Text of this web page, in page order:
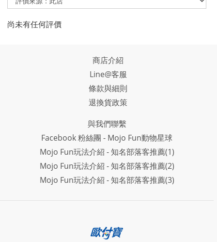
尚未有任何評價
商店介紹
Line@客服
條款與細則
退換貨政策
與我們聯繫
Facebook 粉絲團 - Mojo Fun動物星球
Mojo Fun玩法介紹 - 知名部落客推薦(1)
Mojo Fun玩法介紹 - 知名部落客推薦(2)
Mojo Fun玩法介紹 - 知名部落客推薦(3)